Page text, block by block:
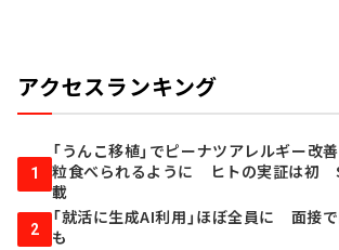
アクセスランキング
1
「うんこ移植」でピーナツアレルギー改
粒食べられるように ヒトの実証は初
載
2
「就活に生成AI利用」ほぼ全員に 面接
も